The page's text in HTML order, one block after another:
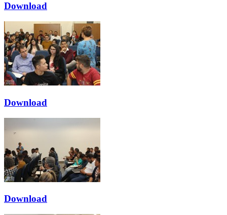
Download
Download
Download